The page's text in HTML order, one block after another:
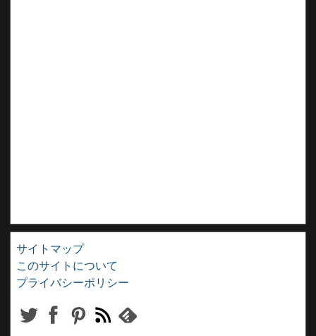
サイトマップ
このサイトについて
プライバシーポリシー